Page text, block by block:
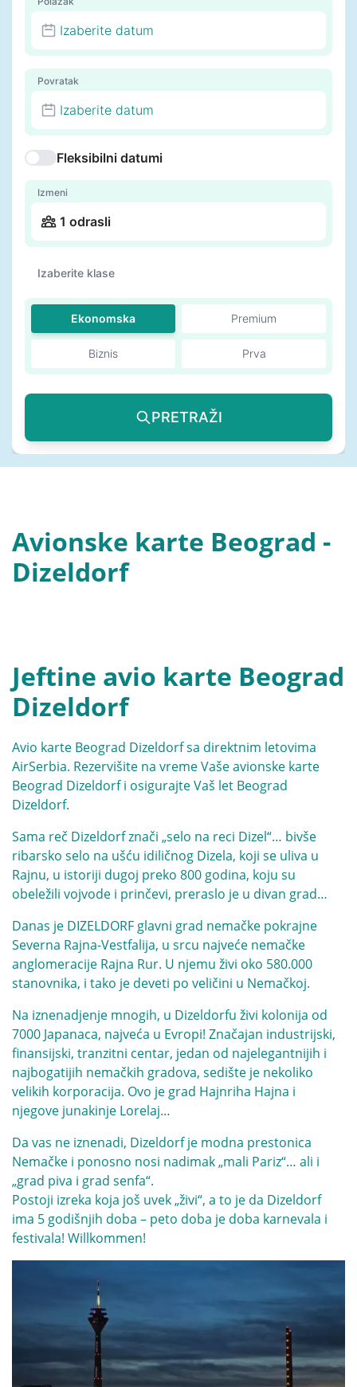
Izaberite datum
Povratak
Izaberite datum
Fleksibilni datumi
Izmeni
1 odrasli
Izaberite klase
Ekonomska Premium
Biznis Prva
PRETRAŽI
Avionske karte Beograd -
Dizeldorf
Jeftine avio karte Beograd
Dizeldorf
Avio karte Beograd Dizeldorf sa direktnim letovima
AirSerbia. Rezervišite na vreme Vaše avionske karte
Beograd Dizeldorf i osigurajte Vaš let Beograd
Dizeldorf.
Sama reč Dizeldorf znači „selo na reci Dizel“… bivše
ribarsko selo na ušću idiličnog Dizela, koji se uliva u
Rajnu, u istoriji dugoj preko 800 godina, koju su
obeležili vojvode i prinčevi, preraslo je u divan grad…
Danas je DIZELDORF glavni grad nemačke pokrajne
Severna Rajna-Vestfalija, u srcu najveće nemačke
anglomeracije Rajna Rur. U njemu živi oko 580.000
stanovnika, i tako je deveti po veličini u Nemačkoj.
Na iznenadjenje mnogih, u Dizeldorfu živi kolonija od
7000 Japanaca, najveća u Evropi! Značajan industrijski,
finansijski, tranzitni centar, jedan od najelegantnijih i
najbogatijih nemačkih gradova, sedište je nekoliko
velikih korporacija. Ovo je grad Hajnriha Hajna i
njegove junakinje Lorelaj…
Da vas ne iznenadi, Dizeldorf je modna prestonica
Nemačke i ponosno nosi nadimak „mali Pariz“… ali i
„grad piva i grad senfa“.
Postoji izreka koja još uvek „živi“, a to je da Dizeldorf
ima 5 godišnjih doba – peto doba je doba karnevala i
festivala! Willkommen!